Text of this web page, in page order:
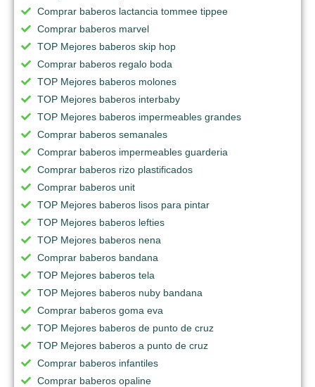
Comprar baberos lactancia tommee tippee
Comprar baberos marvel
TOP Mejores baberos skip hop
Comprar baberos regalo boda
TOP Mejores baberos molones
TOP Mejores baberos interbaby
TOP Mejores baberos impermeables grandes
Comprar baberos semanales
Comprar baberos impermeables guarderia
Comprar baberos rizo plastificados
Comprar baberos unit
TOP Mejores baberos lisos para pintar
TOP Mejores baberos lefties
TOP Mejores baberos nena
Comprar baberos bandana
TOP Mejores baberos tela
TOP Mejores baberos nuby bandana
Comprar baberos goma eva
TOP Mejores baberos de punto de cruz
TOP Mejores baberos a punto de cruz
Comprar baberos infantiles
Comprar baberos opaline